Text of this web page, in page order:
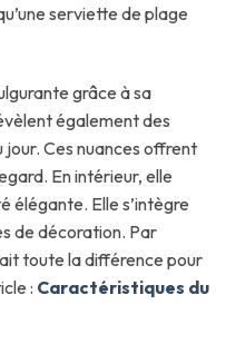
serviette de plage
grâce à sa
également des
jour. Ces nuances offrent
En intérieur, elle
élégante. Elle s’intègre
de décoration. Par
toute la différence pour
: Caractéristiques du